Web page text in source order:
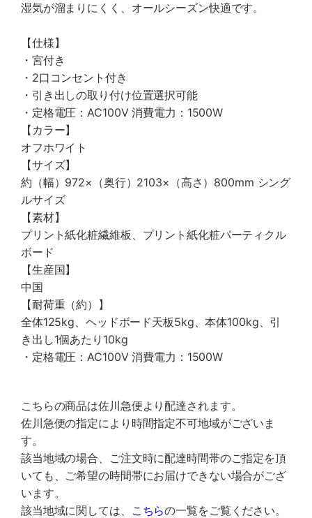
湿気が溜まりにくく、オールシーズン快適です。
【仕様】
・宮付き
・2口コンセント付き
・引き出しの取り付け位置選択可能
・定格電圧：AC100V 消費電力：1500W
【カラー】
オフホワイト
【サイズ】
約（幅）972×（奥行）2103×（高さ）800mm シング
ルサイズ
【素材】
プリント紙化粧繊維板、プリント紙化粧パーティクル
ボード
【生産国】
中国
【耐荷重（約）】
全体125kg、ヘッドボード天板5kg、本体100kg、引
き出し1個あたり10kg
・定格電圧：AC100V 消費電力：1500W
こちらの商品は佐川急便より配達されます。
佐川急便の指定により時間指定不可地域がございま
す。
該当地域の場合、ご注文時に配達時間帯のご指定を頂
いても、ご希望の時間帯にお届けできない場合がござ
います。
該当地域に関しては、
こちらの一覧をご覧ください。